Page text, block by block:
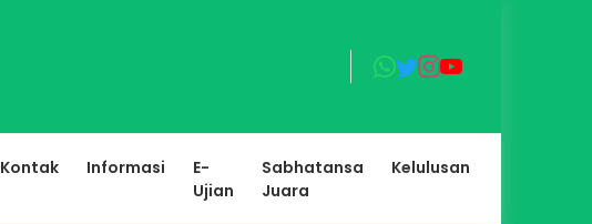
Kontak Informasi
E-
Ujian
Sabhatansa
Juara
Kelulusan